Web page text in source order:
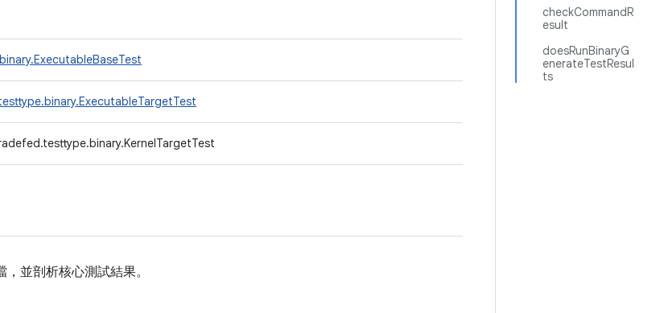
checkCommandR
esult
doesRunBinaryG
enerateTestResul
ts
並剖析核心測試結果。